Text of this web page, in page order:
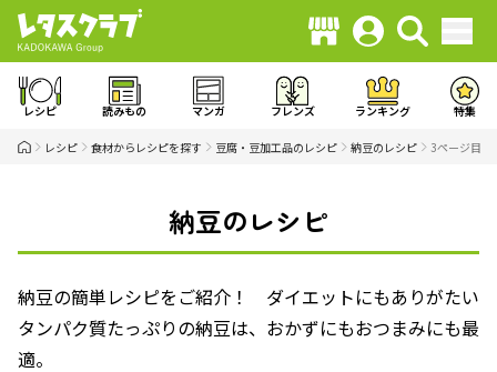
レシピ 読みもの マンガ フレンズ ランキング 特集
レシピ 食材からレシピを探す 豆腐・豆加工品のレシピ 納豆のレシピ 3ページ目
納豆のレシピ
納豆の簡単レシピをご紹介！ ダイエットにもありがたい
タンパク質たっぷりの納豆は、おかずにもおつまみにも最
適。